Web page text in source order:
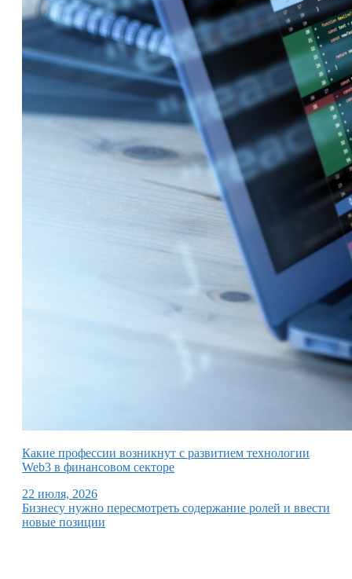
Какие профессии возникнут с развитием технологии
Web3 в финансовом секторе
22 июля, 2026
Бизнесу нужно пересмотреть содержание ролей и ввести
новые позиции